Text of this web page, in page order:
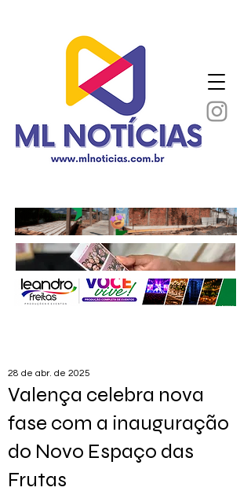
Valença celebra nova
fase com a inauguração
do Novo Espaço das
Frutas
28 de abr. de 2025